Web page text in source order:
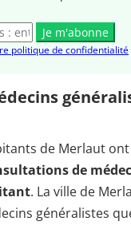
Je m'abonne
politique de confidentialité
de Merlaut
de
. La ville de
généralistes